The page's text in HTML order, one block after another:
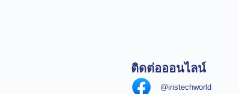
ติดต่อออนไลน์
@iristechworld